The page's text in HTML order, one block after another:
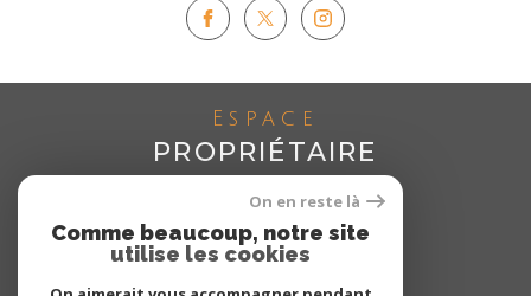
Espace
PROPRIÉTAIRE
Se connecter
On en reste là
Comme beaucoup, notre site
utilise les cookies